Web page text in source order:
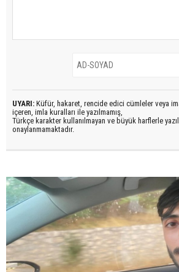
UYARI: Küfür, hakaret, rencide edici cümleler veya
içeren, imla kuralları ile yazılmamış,
Türkçe karakter kullanılmayan ve büyük harflerle
onaylanmamaktadır.